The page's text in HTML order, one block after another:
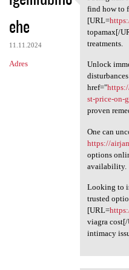
ehe
11.11.2024
Adres
Facing
find how to
[URL=
topamax[/
treatments.
Unlock
href="
st-price-on-
proven
One can
https://
options
availability.
Looking to
trusted
[URL=
viagra
intimacy